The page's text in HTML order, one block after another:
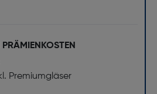
Premiumgläser